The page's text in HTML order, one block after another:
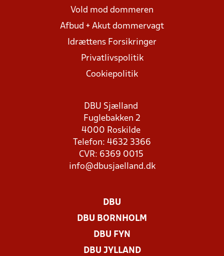
Vold mod dommeren
Afbud + Akut dommervagt
Idrættens Forsikringer
Privatlivspolitik
Cookiepolitik
DBU Sjælland
Fuglebakken 2
4000 Roskilde
Telefon: 4632 3366
CVR: 6369 0015
info@dbusjaelland.dk
DBU
DBU BORNHOLM
DBU FYN
DBU JYLLAND